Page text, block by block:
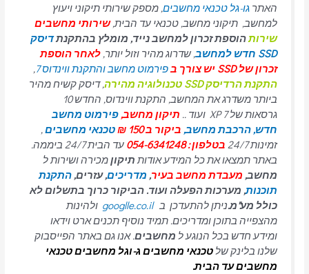
האתרגו-גל טכנאי מחשבים, מספק שירותי תיקוני ויעוץ
למחשב, תיקוני מחשב, טכנאי עד הבית,שירותי מחשבים
שירותהוספת זכרון למחשב נייד, מומלץ בהתקנתדיסק
SSD חדש למחשב
, שדרוג מהיר וזול יותר, לאחר הוספת
זכרון של SSD יש צורך ב
פירמוט מחשב והתקנת ווינדוס 7 ,
התקנת הרדיסק SSD טכנולוגיה מהירה
, דיסק קשיח מהיר
ביותר משדרג את המחשב, התקנת ווינדוס, החדש 10
גרסאות של 7 XP ועוד ..
תיקון מחשב,פירמוט מחשב
חדש, הרכבת מחשב, ביקור ב 150 ₪ טכנאי מחשבים,
זמינות 24/7
בטלפון : 054-6341248
עד הבית 24/7 ביממה.
באתר תמצאו את כל המידע אודותתיקוןמכירה ושירות ל
מחשב, מעבדת מחשב בעיר, מדריכים, עזרים,התקנת
תוכנות, מערכות הפעלה ועוד. הביקור כרוך בתשלום לא
כולל מע"מ.ניתן להתעדכן בgooglle.co.il ולהינות
מהצפייה בתוכן ומדריכים. תמיד נוסיף תכנים ארט וידאו
ומידע חדש בכל הנוגע ל מחשבים. אנו גם באתר הפייסבוק
שלנו בלינק שלטכנאי מחשבים ג-וגל מחשבים טכנאי
מחשבים עד הבית.